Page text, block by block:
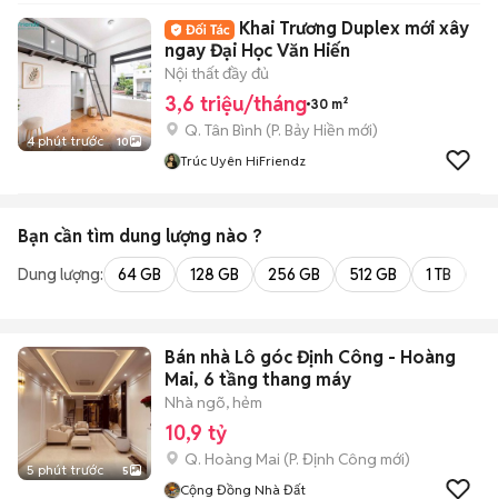
4 phút trước 10
Khai Trương Duplex mới xây
ngay Đại Học Văn Hiến
Nội thất đầy đủ
3,6 triệu/tháng 30 m²
Q. Tân Bình (P. Bảy Hiền mới)
Trúc Uyên HiFriendz
Bạn cần tìm dung lượng nào ?
Dung lượng: 64 GB 128 GB 256 GB 512 GB 1 TB
5 phút trước 5
Bán nhà Lô góc Định Công - Hoàng
Mai, 6 tầng thang máy
Nhà ngõ, hẻm
10,9 tỷ
Q. Hoàng Mai (P. Định Công mới)
Cộng Đồng Nhà Đất